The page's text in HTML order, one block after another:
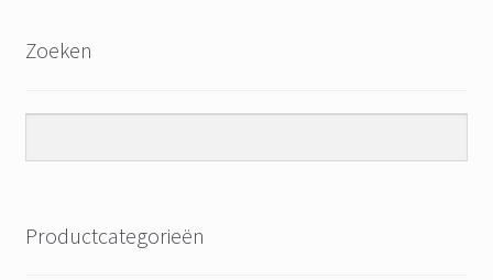
Zoeken
Productcategorieën